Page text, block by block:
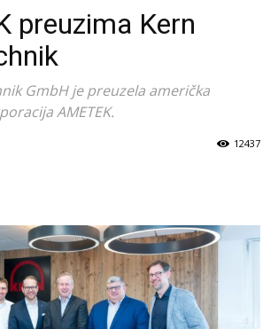
preuzima Kern
GmbH je preuzela američka
AMETEK.
12437